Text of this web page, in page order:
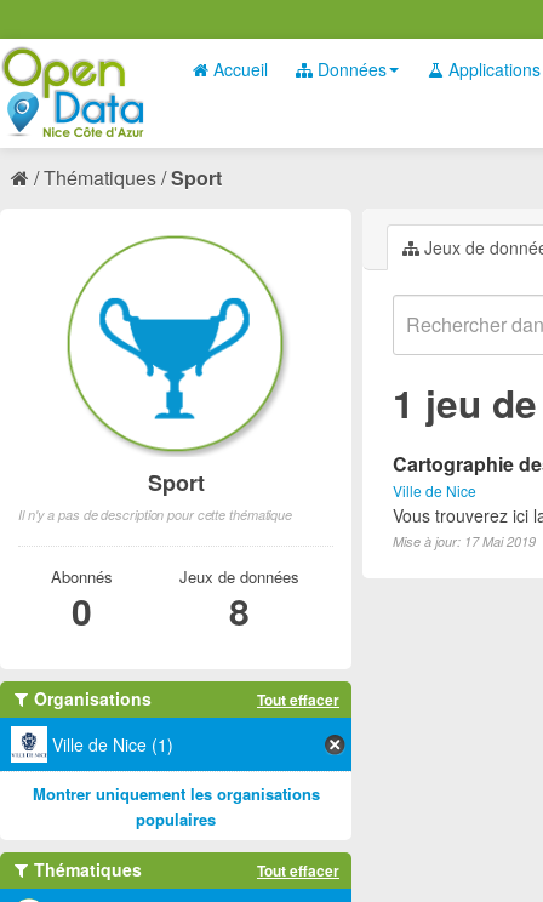
Accueil Données Applications
Thématiques Sport
Jeux de
1 jeu
Cartographie
Ville de Nice
Vous trouverez ici
Mise à jour: 17 Mai 2019
Sport
Il n'y a pas de description pour cette thématique
Abonnés
0
Jeux de données
8
Organisations Tout effacer
Ville de Nice (1)
Montrer uniquement les organisations
populaires
Thématiques Tout effacer